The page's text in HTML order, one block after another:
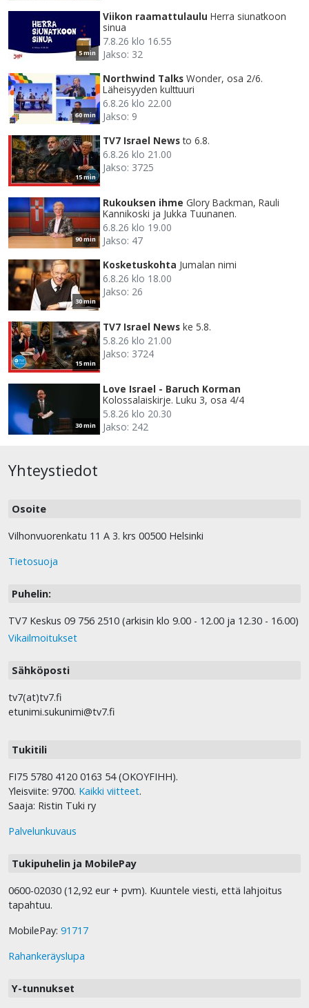
5 min
Viikon raamattulaulu Herra siunatkoon
sinua
7.8.26 klo 16.55
Jakso: 32
60 min
Northwind Talks Wonder, osa 2/6.
Läheisyyden kulttuuri
6.8.26 klo 22.00
Jakso: 9
15 min
TV7 Israel News to 6.8.
6.8.26 klo 21.00
Jakso: 3725
90 min
Rukouksen ihme Glory Backman, Rauli
Kannikoski ja Jukka Tuunanen.
6.8.26 klo 19.00
Jakso: 47
30 min
Kosketuskohta Jumalan nimi
6.8.26 klo 18.00
Jakso: 26
15 min
TV7 Israel News ke 5.8.
5.8.26 klo 21.00
Jakso: 3724
30 min
Love Israel - Baruch Korman
Kolossalaiskirje. Luku 3, osa 4/4
5.8.26 klo 20.30
Jakso: 242
Yhteystiedot
Osoite
Vilhonvuorenkatu 11 A 3. krs 00500 Helsinki
Tietosuoja
Puhelin:
TV7 Keskus 09 756 2510 (arkisin klo 9.00 - 12.00 ja 12.30 - 16.00)
Vikailmoitukset
Sähköposti
tv7(at)tv7.fi
etunimi.sukunimi@tv7.fi
Tukitili
FI75 5780 4120 0163 54 (OKOYFIHH).
Yleisviite: 9700. Kaikki viitteet.
Saaja: Ristin Tuki ry
Palvelunkuvaus
Tukipuhelin ja MobilePay
0600-02030 (12,92 eur + pvm). Kuuntele viesti, että lahjoitus
tapahtuu.
MobilePay: 91717
Rahankeräyslupa
Y-tunnukset